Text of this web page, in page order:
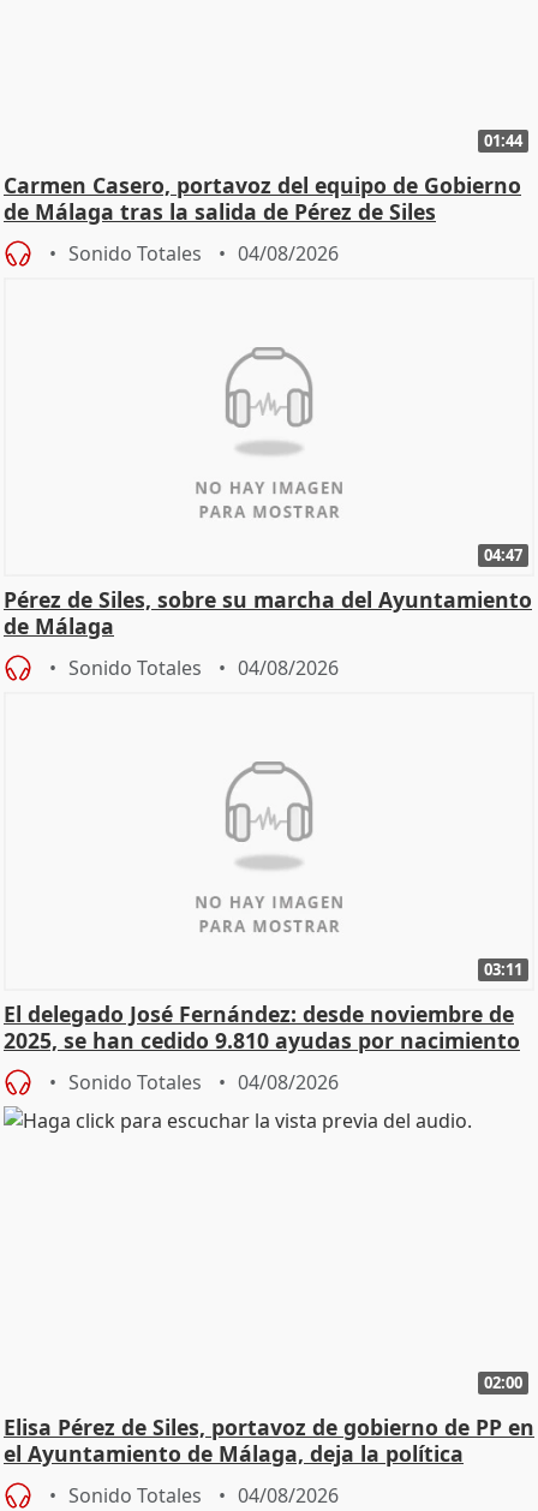
01:44
Carmen Casero, portavoz del equipo de Gobierno
de Málaga tras la salida de Pérez de Siles
Sonido Totales 04/08/2026
04:47
Pérez de Siles, sobre su marcha del Ayuntamiento
de Málaga
Sonido Totales 04/08/2026
03:11
El delegado José Fernández: desde noviembre de
2025, se han cedido 9.810 ayudas por nacimiento
Sonido Totales 04/08/2026
02:00
Elisa Pérez de Siles, portavoz de gobierno de PP en
el Ayuntamiento de Málaga, deja la política
Sonido Totales 04/08/2026